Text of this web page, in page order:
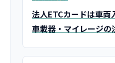
法人ETCカードは車両
車載器・マイレージの